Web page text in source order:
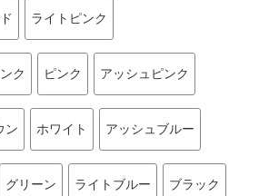
ライトピンク
ク ピンク アッシュピンク
ン ホワイト アッシュブルー
グリーン ライトブルー ブラック